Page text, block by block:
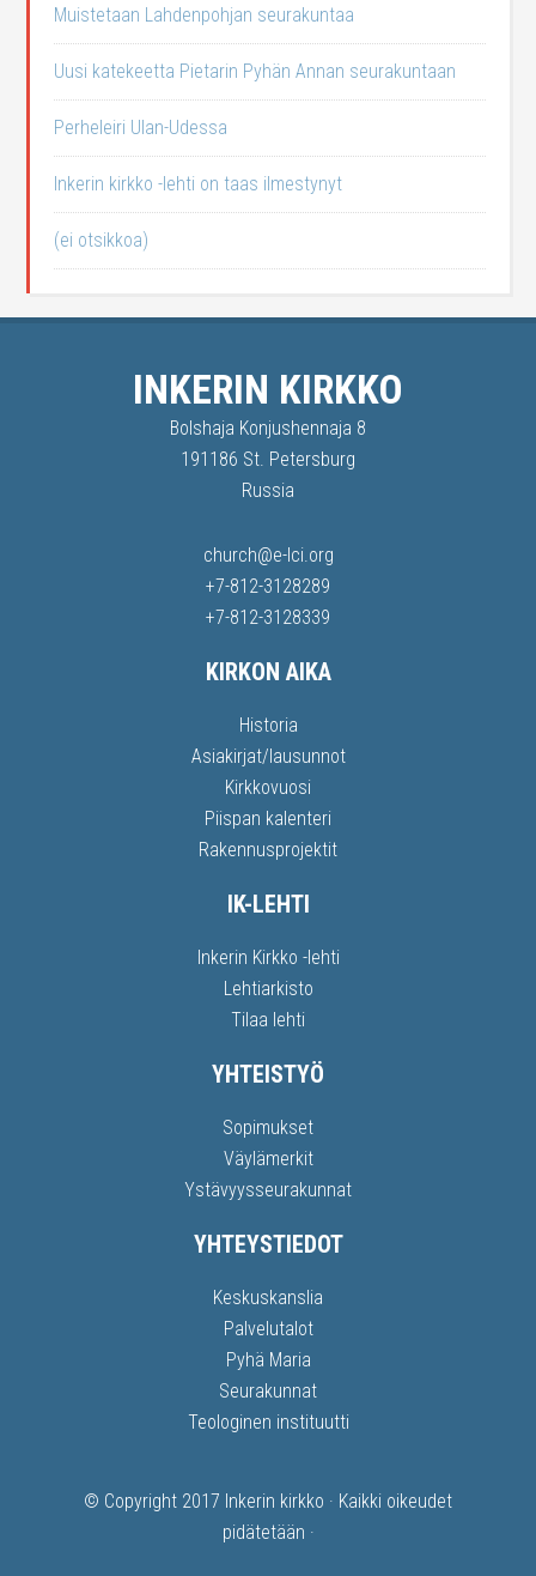
Muistetaan Lahdenpohjan seurakuntaa
Uusi katekeetta Pietarin Pyhän Annan seurakuntaan
Perheleiri Ulan-Udessa
Inkerin kirkko -lehti on taas ilmestynyt
(ei otsikkoa)
INKERIN KIRKKO
Bolshaja Konjushennaja 8
191186 St. Petersburg
Russia
church@e-lci.org
+7-812-3128289
+7-812-3128339
KIRKON AIKA
Historia
Asiakirjat/lausunnot
Kirkkovuosi
Piispan kalenteri
Rakennusprojektit
IK-LEHTI
Inkerin Kirkko -lehti
Lehtiarkisto
Tilaa lehti
YHTEISTYÖ
Sopimukset
Väylämerkit
Ystävyysseurakunnat
YHTEYSTIEDOT
Keskuskanslia
Palvelutalot
Pyhä Maria
Seurakunnat
Teologinen instituutti
© Copyright 2017 Inkerin kirkko · Kaikki oikeudet
pidätetään ·